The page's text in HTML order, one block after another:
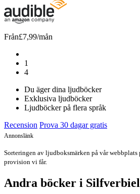
Från£7,99/mån
1
4
Du äger dina ljudböcker
Exklusiva ljudböcker
Ljudböcker på flera språk
Recension Prova 30 dagar gratis
Annonslänk
Sorteringen av ljudboksmärken på vår webbplats
provision vi får.
Andra böcker i